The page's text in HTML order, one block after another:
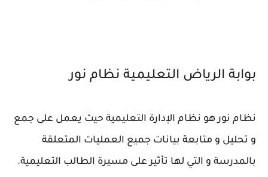
بوابة الرياض التعليمية نظام نور
نظام نور هو نظام الإدارة التعليمية حيث يعمل على جمع
و تحليل و متابعة بيانات جميع العمليات المتعلقة
بالمدرسة و التي لها تأثير على مسيرة الطالب التعليمية.